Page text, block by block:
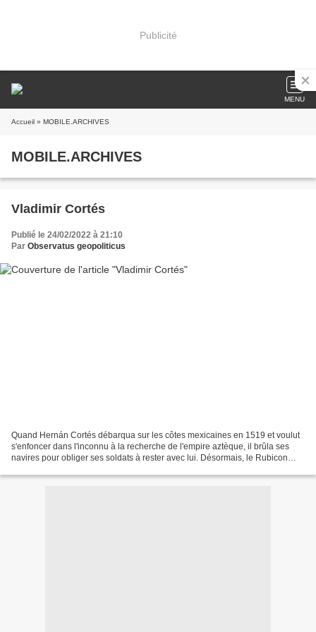
Publicité
MENU
Accueil » MOBILE.ARCHIVES
MOBILE.ARCHIVES
Vladimir Cortés
Publié le 24/02/2022 à 21:10
Par Observatus geopoliticus
Quand Hernán Cortés débarqua sur les côtes mexicaines en 1519 et voulut
s'enfoncer dans l'inconnu à la recherche de l'empire aztèque, il brûla ses
navires pour obliger ses soldats à rester avec lui. Désormais, le Rubicon